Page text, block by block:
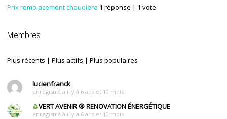
Prix remplacement chaudière 1 réponse | 1 vote
Membres
Plus récents | Plus actifs | Plus populaires
lucienfranck
enregistré à il y a 6 ans et 10 mois
VERT AVENIR®RENOVATION ÉNERGÉTIQUE
enregistré à il y a 6 ans et 10 mois